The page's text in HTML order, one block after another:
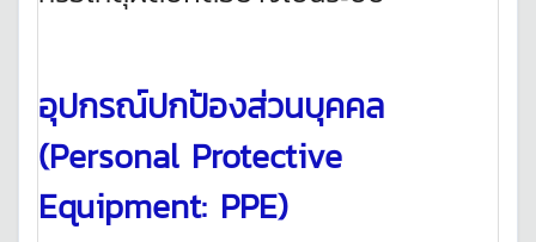
อุปกรณ์ปกป้องส่วนบุคคล
(Personal Protective
Equipment: PPE)